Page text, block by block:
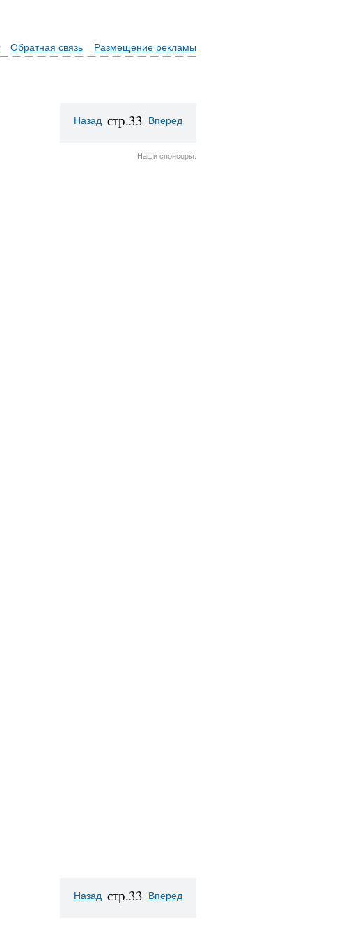
Обратная связь Размещение рекламы
Назад стр.33 Вперед
Наши спонсоры:
Назад стр.33 Вперед